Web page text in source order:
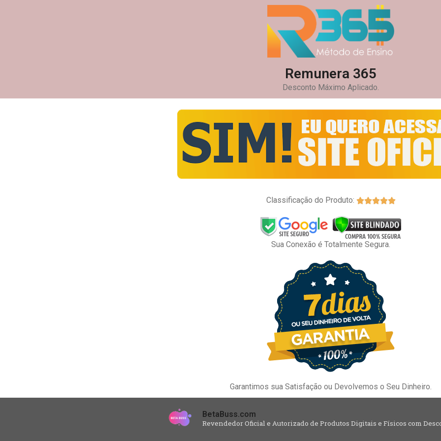
Remunera 365
Desconto Máximo Aplicado.
Classificação do Produto: 
Sua Conexão é Totalmente Segura.
Garantimos sua Satisfação ou Devolvemos o Seu Dinheiro.
BetaBuss.com
Revendedor Oficial e Autorizado de Produtos Digitais e Físicos com